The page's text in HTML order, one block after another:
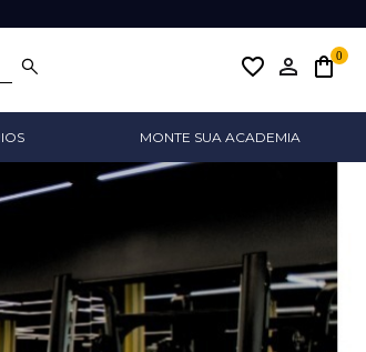
favorite_border 0
MONTE SUA ACADEMIA